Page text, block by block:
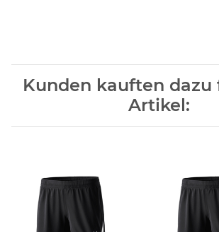
Kunden kauften dazu
Artikel: